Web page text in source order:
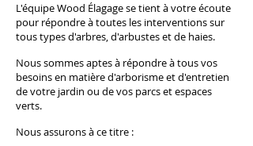
L'équipe Wood Élagage se tient à votre écoute
pour répondre à toutes les interventions sur
tous types d'arbres, d'arbustes et de haies.
Nous sommes aptes à répondre à tous vos
besoins en matière d'arborisme et d'entretien
de votre jardin ou de vos parcs et espaces
verts.
Nous assurons à ce titre :